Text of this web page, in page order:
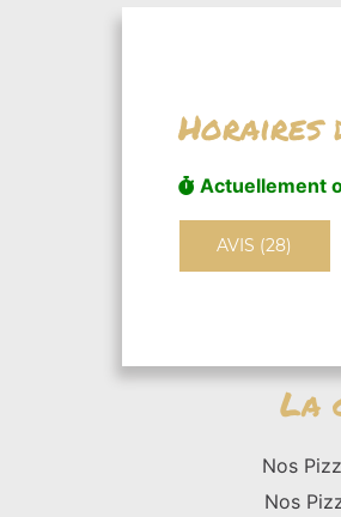
Horaires
Actuellement
AVIS (28)
La
Nos
Nos